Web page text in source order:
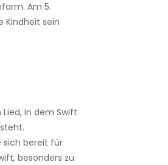
Am 5.
Kindheit sein
in dem Swift
sich bereit für
besonders zu